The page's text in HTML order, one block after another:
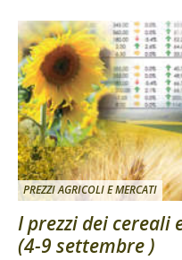
PREZZI AGRICOLI E MERCATI
I prezzi dei cereali
(4-9 settembre )